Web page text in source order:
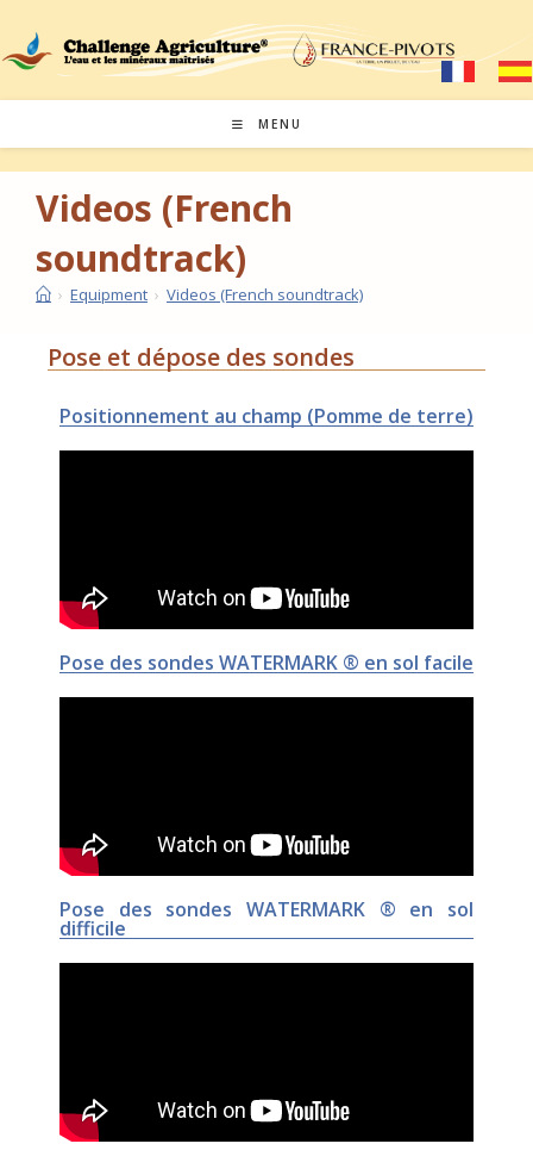
MENU
Videos (French
soundtrack)
› Equipment › Videos (French soundtrack)
Pose et dépose des sondes
Positionnement au champ (Pomme de terre)
Pose des sondes WATERMARK ® en sol facile
Pose des sondes WATERMARK ® en sol
difficile